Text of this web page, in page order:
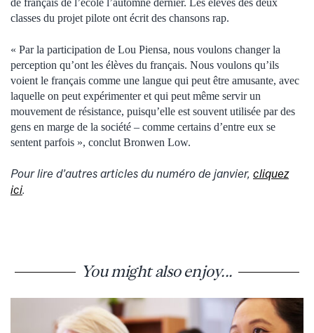
de français de l’école l’automne dernier. Les élèves des deux
classes du projet pilote ont écrit des chansons rap.
« Par la participation de Lou Piensa, nous voulons changer la
perception qu’ont les élèves du français. Nous voulons qu’ils
voient le français comme une langue qui peut être amusante, avec
laquelle on peut expérimenter et qui peut même servir un
mouvement de résistance, puisqu’elle est souvent utilisée par des
gens en marge de la société – comme certains d’entre eux se
sentent parfois », conclut Bronwen Low.
Pour lire d’autres articles du numéro de janvier, cliquez
ici.
You might also enjoy...